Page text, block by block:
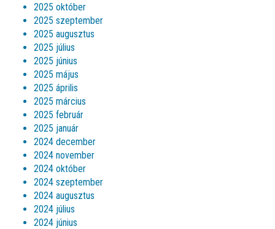
2025 október
2025 szeptember
2025 augusztus
2025 július
2025 június
2025 május
2025 április
2025 március
2025 február
2025 január
2024 december
2024 november
2024 október
2024 szeptember
2024 augusztus
2024 július
2024 június